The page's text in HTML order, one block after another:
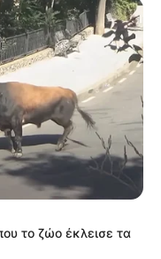
το ζώο έκλεισε τα